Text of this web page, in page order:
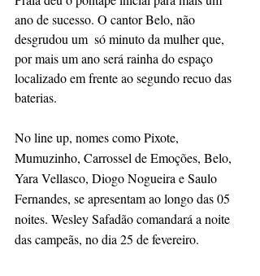
ano de sucesso. O cantor Belo, não
desgrudou um  só minuto da mulher que,
por mais um ano será rainha do espaço
localizado em frente ao segundo recuo das
baterias.
No line up, nomes como Pixote,
Mumuzinho, Carrossel de Emoções, Belo,
Yara Vellasco, Diogo Nogueira e Saulo
Fernandes, se apresentam ao longo das 05
noites. Wesley Safadão comandará a noite
das campeãs, no dia 25 de fevereiro.